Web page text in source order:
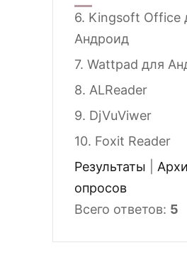
6. Kingsoft Office
Андроид
7. Wattpad для
8. ALReader
9. DjVuViwer
10. Foxit Reader
Результаты
опросов
Всего ответов: 5